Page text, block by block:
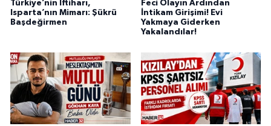
Türkiye’nin İftiharı,
Isparta’nın Mimarı: Şükrü
Başdeğirmen
Feci Olayın Ardından
İntikam Girişimi! Evi
Yakmaya Giderken
Yakalandılar!